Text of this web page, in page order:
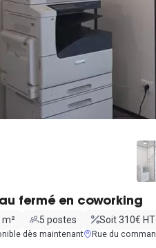
fermé en coworking
5 postes Soit 310€
dès maintenant Rue du